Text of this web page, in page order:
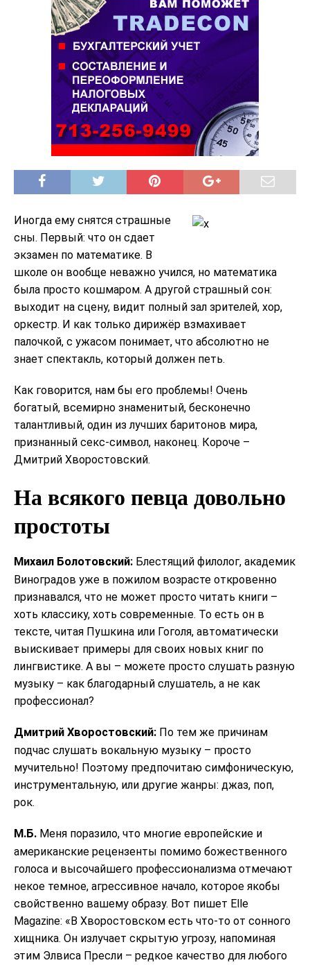
Иногда ему снятся страшные
сны. Первый: что он сдает
экзамен по математике. В
школе он вообще неважно учился, но математика
была просто кошмаром. А другой страшный сон:
выходит на сцену, видит полный зал зрителей, хор,
оркестр. И как только дирижёр взмахивает
палочкой, с ужасом понимает, что абсолютно не
знает спектакль, который должен петь.
Как говорится, нам бы его проблемы! Очень
богатый, всемирно знаменитый, бесконечно
талантливый, один из лучших баритонов мира,
признанный секс-символ, наконец. Короче –
Дмитрий Хворостовский.
На всякого певца довольно
простоты
Михаил Болотовский: Блестящий филолог, академик
Виноградов уже в пожилом возрасте откровенно
признавался, что не может просто читать книги –
хоть классику, хоть современные. То есть он в
тексте, читая Пушкина или Гоголя, автоматически
выискивает примеры для своих новых книг по
лингвистике. А вы – можете просто слушать разную
музыку – как благодарный слушатель, а не как
профессионал?
Дмитрий Хворостовский: По тем же причинам
подчас слушать вокальную музыку – просто
мучительно! Поэтому предпочитаю симфоническую,
инструментальную, или другие жанры: джаз, поп,
рок.
М.Б. Меня поразило, что многие европейские и
американские рецензенты помимо божественного
голоса и высочайшего профессионализма отмечают
некое темное, агрессивное начало, которое якобы
свойственно вашему образу. Вот пишет Elle
Magazine: «В Хворостовском есть что-то от сонного
хищника. Он излучает скрытую угрозу, напоминая
этим Элвиса Пресли – редкое качество для любого